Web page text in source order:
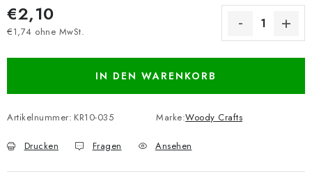
€2,10
€1,74 ohne MwSt.
IN DEN WARENKORB
Artikelnummer: KR10-035 Marke:Woody Crafts
Drucken Fragen Ansehen